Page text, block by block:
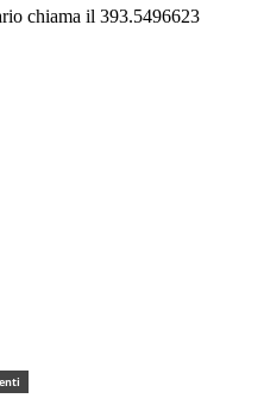
chiama il 393.5496623